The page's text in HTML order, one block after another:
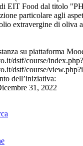
EIT Food dal titolo
particolare agli
extravergine di oliva
su piattaforma
dstf/course/
dstf/course/
dell’iniziativa:
31, 2022